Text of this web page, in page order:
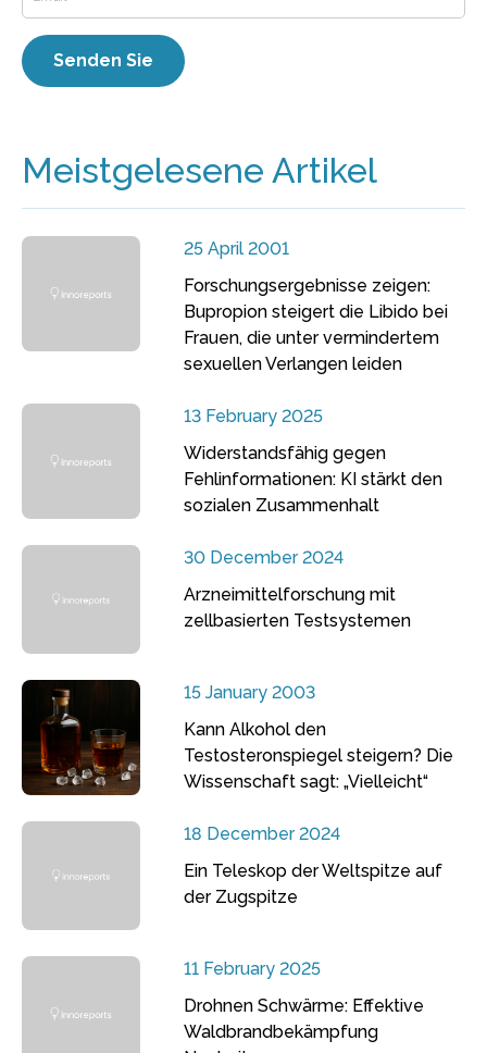
Meistgelesene Artikel
25 April 2001
Forschungsergebnisse zeigen:
Bupropion steigert die Libido bei
Frauen, die unter vermindertem
sexuellen Verlangen leiden
13 February 2025
Widerstandsfähig gegen
Fehlinformationen: KI stärkt den
sozialen Zusammenhalt
30 December 2024
Arzneimittelforschung mit
zellbasierten Testsystemen
15 January 2003
Kann Alkohol den
Testosteronspiegel steigern? Die
Wissenschaft sagt: „Vielleicht“
18 December 2024
Ein Teleskop der Weltspitze auf
der Zugspitze
11 February 2025
Drohnen Schwärme: Effektive
Waldbrandbekämpfung